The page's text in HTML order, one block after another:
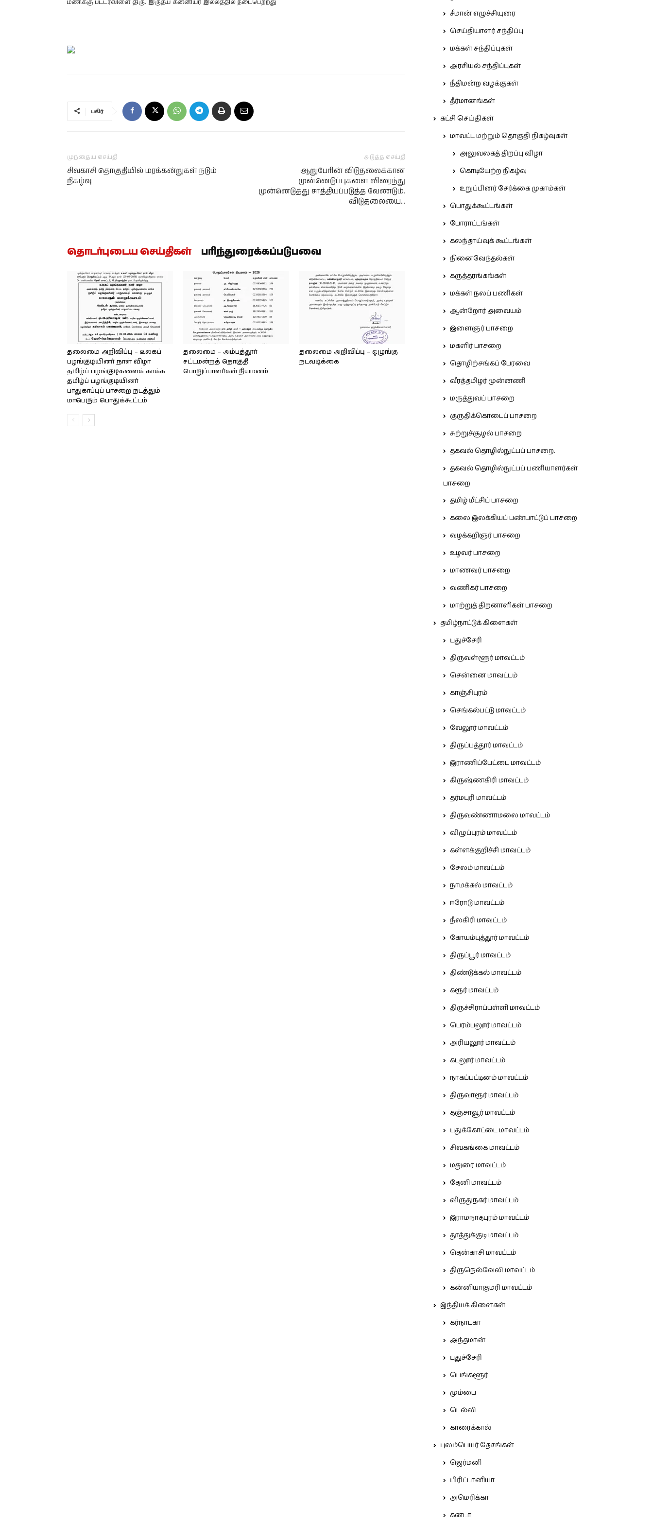
பகிர்
முந்தைய செய்தி
சிவகாசி தொகுதியில் மரக்கன்றுகள் நடும்
நிகழ்வு
அடுத்த செய்தி
ஆறுபேரின் விடுதலைக்கான
முன்னெடுப்புகளை விரைந்து
முன்னெடுத்து சாத்தியப்படுத்த வேண்டும்.
விடுதலையை…
தொடர்புடைய செய்திகள் பரிந்துரைக்கப்படுபவை
தலைமை அறிவிப்பு – உலகப்
பழங்குடியினர் நாள் விழா
தமிழ்ப் பழங்குடிகளைக் காக்க
தமிழ்ப் பழங்குடியினர்
பாதுகாப்புப் பாசறை நடத்தும்
மாபெரும் பொதுக்கூட்டம்
தலைமை – அம்பத்தூர்
சட்டமன்றத் தொகுதி
பொறுப்பாளர்கள் நியமனம்
தலைமை அறிவிப்பு – ஒழுங்கு
நடவடிக்கை
சீமான் எழுச்சியுரை
செய்தியாளர் சந்திப்பு
மக்கள் சந்திப்புகள்
அரசியல் சந்திப்புகள்
நீதிமன்ற வழக்குகள்
தீர்மானங்கள்
கட்சி செய்திகள்
மாவட்ட மற்றும் தொகுதி நிகழ்வுகள்
அலுவலகத் திறப்பு விழா
கொடியேற்ற நிகழ்வு
உறுப்பினர் சேர்க்கை முகாம்கள்
பொதுக்கூட்டங்கள்
போராட்டங்கள்
கலந்தாய்வுக் கூட்டங்கள்
நினைவேந்தல்கள்
கருத்தரங்கங்கள்
மக்கள் நலப் பணிகள்
ஆன்றோர் அவையம்
இளைஞர் பாசறை
மகளிர் பாசறை
தொழிற்சங்கப் பேரவை
வீரத்தமிழர் முன்னணி
மருத்துவப் பாசறை
குருதிக்கொடைப் பாசறை
சுற்றுச்சூழல் பாசறை
தகவல் தொழில்நுட்பப் பாசறை.
தகவல் தொழில்நுட்பப் பணியாளர்கள்
பாசறை
தமிழ் மீட்சிப் பாசறை
கலை இலக்கியப் பண்பாட்டுப் பாசறை
வழக்கறிஞர் பாசறை
உழவர் பாசறை
மாணவர் பாசறை
வணிகர் பாசறை
மாற்றுத் திறனாளிகள் பாசறை
தமிழ்நாட்டுக் கிளைகள்
புதுச்சேரி
திருவள்ளூர் மாவட்டம்
சென்னை மாவட்டம்
காஞ்சிபுரம்
செங்கல்பட்டு மாவட்டம்
வேலூர் மாவட்டம்
திருப்பத்தூர் மாவட்டம்
இராணிப்பேட்டை மாவட்டம்
கிருஷ்ணகிரி மாவட்டம்
தர்மபுரி மாவட்டம்
திருவண்ணாமலை மாவட்டம்
விழுப்புரம் மாவட்டம்
கள்ளக்குறிச்சி மாவட்டம்
சேலம் மாவட்டம்
நாமக்கல் மாவட்டம்
ஈரோடு மாவட்டம்
நீலகிரி மாவட்டம்
கோயம்புத்தூர் மாவட்டம்
திருப்பூர் மாவட்டம்
திண்டுக்கல் மாவட்டம்
கரூர் மாவட்டம்
திருச்சிராப்பள்ளி மாவட்டம்
பெரம்பலூர் மாவட்டம்
அரியலூர் மாவட்டம்
கடலூர் மாவட்டம்
நாகப்பட்டினம் மாவட்டம்
திருவாரூர் மாவட்டம்
தஞ்சாவூர் மாவட்டம்
புதுக்கோட்டை மாவட்டம்
சிவகங்கை மாவட்டம்
மதுரை மாவட்டம்
தேனி மாவட்டம்
விருதுநகர் மாவட்டம்
இராமநாதபுரம் மாவட்டம்
தூத்துக்குடி மாவட்டம்
தென்காசி மாவட்டம்
திருநெல்வேலி மாவட்டம்
கன்னியாகுமரி மாவட்டம்
இந்தியக் கிளைகள்
கர்நாடகா
அந்தமான்
புதுச்சேரி
பெங்களூர்
மும்பை
டெல்லி
காரைக்கால்
புலம்பெயர் தேசங்கள்
ஜெர்மனி
பிரிட்டானியா
அமெரிக்கா
கனடா